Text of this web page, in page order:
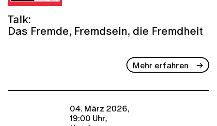
Talk:
Das Fremde, Fremdsein, die Fremdheit
Mehr erfahren
04. März 2026,
19:00 Uhr,